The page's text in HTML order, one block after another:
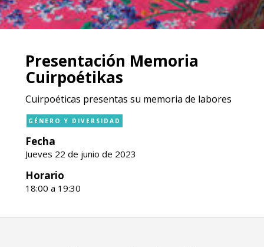
Presentación Memoria
Cuirpoétikas
Cuirpoéticas presentas su memoria de labores
GÉNERO Y DIVERSIDAD
Fecha
Jueves 22 de junio de 2023
Horario
18:00 a 19:30